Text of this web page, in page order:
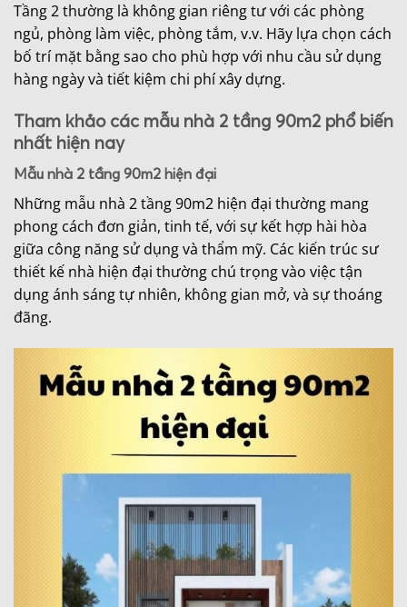
Tầng 2 thường là không gian riêng tư với các phòng
ngủ, phòng làm việc, phòng tắm, v.v. Hãy lựa chọn cách
bố trí mặt bằng sao cho phù hợp với nhu cầu sử dụng
hàng ngày và tiết kiệm chi phí xây dựng.
Tham khảo các mẫu nhà 2 tầng 90m2 phổ biến
nhất hiện nay
Mẫu nhà 2 tầng 90m2 hiện đại
Những mẫu nhà 2 tầng 90m2 hiện đại thường mang
phong cách đơn giản, tinh tế, với sự kết hợp hài hòa
giữa công năng sử dụng và thẩm mỹ. Các kiến trúc sư
thiết kế nhà hiện đại thường chú trọng vào việc tận
dụng ánh sáng tự nhiên, không gian mở, và sự thoáng
đãng.